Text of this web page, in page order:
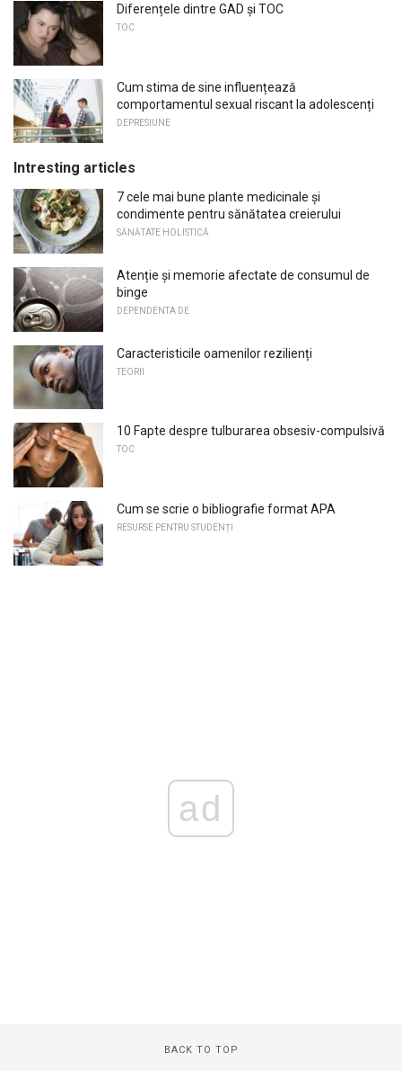
Diferențele dintre GAD și TOC
TOC
Cum stima de sine influențează
comportamentul sexual riscant la adolescenți
DEPRESIUNE
Intresting articles
7 cele mai bune plante medicinale și
condimente pentru sănătatea creierului
SĂNĂTATE HOLISTICĂ
Atenție și memorie afectate de consumul de
binge
DEPENDENTA DE
Caracteristicile oamenilor rezilienți
TEORII
10 Fapte despre tulburarea obsesiv-compulsivă
TOC
Cum se scrie o bibliografie format APA
RESURSE PENTRU STUDENȚI
ad
BACK TO TOP